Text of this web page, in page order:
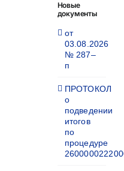
Новые
документы
от
03.08.2026
№ 287–
п
ПРОТОКОЛ
о
подведении
итогов
по
процедуре